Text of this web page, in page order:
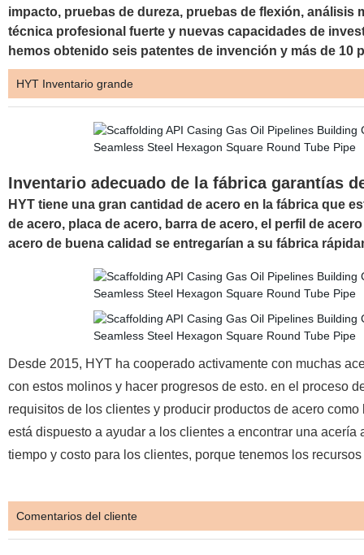
impacto, pruebas de dureza, pruebas de flexión,
técnica profesional fuerte y nuevas capacidades de
hemos obtenido seis patentes de invención y más de 10
HYT Inventario grande
Inventario adecuado de la fábrica garantías
HYT tiene una gran cantidad de acero en la fábrica que
de acero, placa de acero, barra de acero, el perfil de
acero de buena calidad se entregarían a su fábrica
Desde 2015, HYT ha cooperado activamente con muchas
con estos molinos y hacer progresos de esto. en el proceso
requisitos de los clientes y producir productos de acero
está dispuesto a ayudar a los clientes a encontraruna acería
tiempo y costo para los clientes, porque tenemos los
Comentarios del cliente